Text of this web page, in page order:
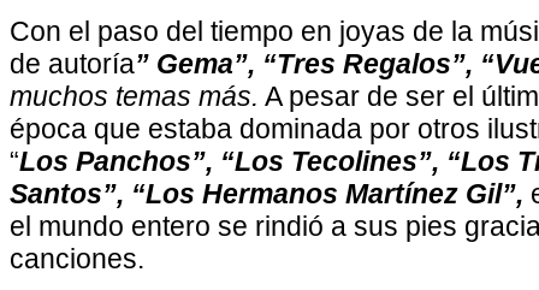
Con el paso del tiempo en joyas de la
de autoría” Gema”, “Tres Regalos”,
muchos temas más. A pesar de ser el
época que estaba dominada por otros
“Los Panchos”, “Los Tecolines”, “Los
Santos”, “Los Hermanos Martínez Gil”,
el mundo entero se rindió a sus pies
canciones.